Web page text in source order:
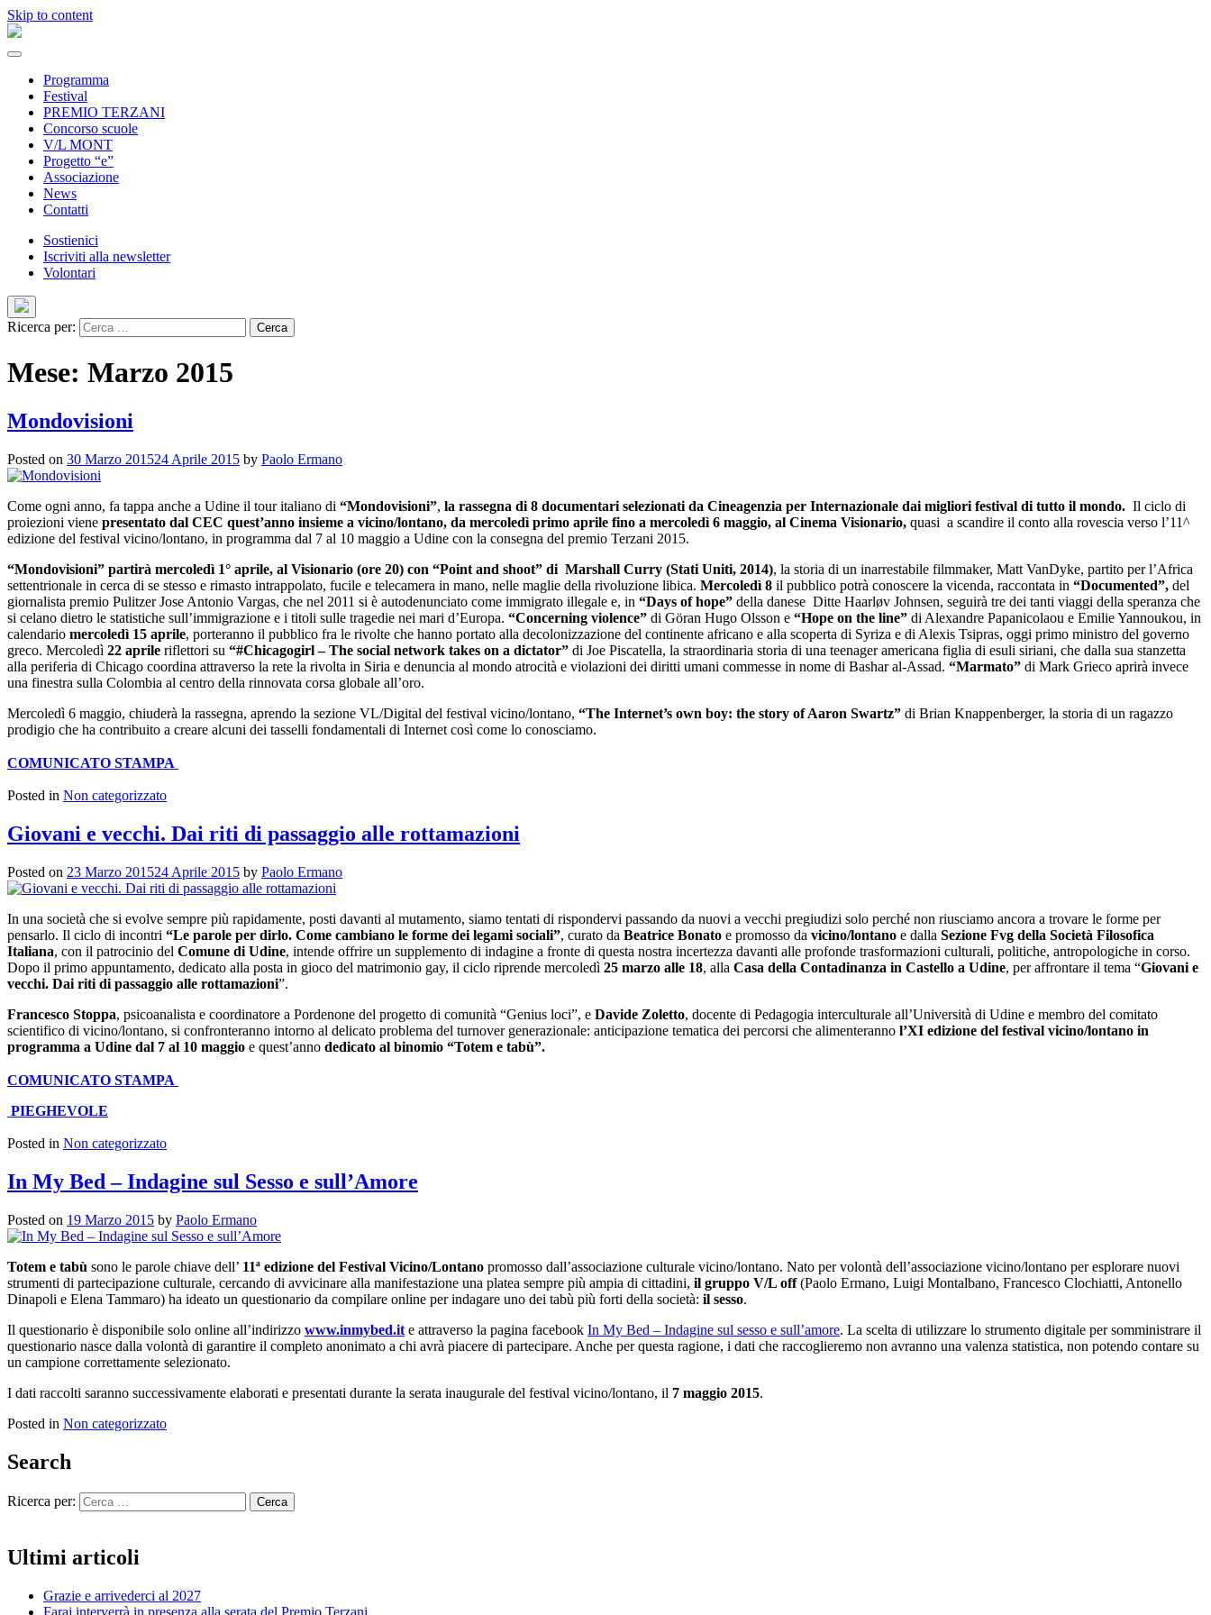
Skip to content
Programma
Festival
PREMIO TERZANI
Concorso scuole
V/L MONT
Progetto “e”
Associazione
News
Contatti
Sostienici
Iscriviti alla newsletter
Volontari
Ricerca per:
Mese: Marzo 2015
Mondovisioni
Posted on 30 Marzo 201524 Aprile 2015 by Paolo Ermano
Come ogni anno, fa tappa anche a Udine il tour italiano di “Mondovisioni”, la rassegna di 8 documentari selezionati da Cineagenzia per Internazionale dai migliori festival di tutto il mondo. Il ciclo di
proiezioni viene presentato dal CEC quest’anno insieme a vicino/lontano, da mercoledì primo aprile fino a mercoledì 6 maggio, al Cinema Visionario, quasi a scandire il conto alla rovescia verso l’11^
edizione del festival vicino/lontano, in programma dal 7 al 10 maggio a Udine con la consegna del premio Terzani 2015.
“Mondovisioni” partirà mercoledì 1° aprile, al Visionario (ore 20) con “Point and shoot” di Marshall Curry (Stati Uniti, 2014), la storia di un inarrestabile filmmaker, Matt VanDyke, partito per l’Africa
settentrionale in cerca di se stesso e rimasto intrappolato, fucile e telecamera in mano, nelle maglie della rivoluzione libica. Mercoledì 8 il pubblico potrà conoscere la vicenda, raccontata in “Documented”, del
giornalista premio Pulitzer Jose Antonio Vargas, che nel 2011 si è autodenunciato come immigrato illegale e, in “Days of hope” della danese Ditte Haarløv Johnsen, seguirà tre dei tanti viaggi della speranza che
si celano dietro le statistiche sull’immigrazione e i titoli sulle tragedie nei mari d’Europa. “Concerning violence” di Göran Hugo Olsson e “Hope on the line” di Alexandre Papanicolaou e Emilie Yannoukou, in
calendario mercoledì 15 aprile, porteranno il pubblico fra le rivolte che hanno portato alla decolonizzazione del continente africano e alla scoperta di Syriza e di Alexis Tsipras, oggi primo ministro del governo
greco. Mercoledì 22 aprile riflettori su “#Chicagogirl – The social network takes on a dictator” di Joe Piscatella, la straordinaria storia di una teenager americana figlia di esuli siriani, che dalla sua stanzetta
alla periferia di Chicago coordina attraverso la rete la rivolta in Siria e denuncia al mondo atrocità e violazioni dei diritti umani commesse in nome di Bashar al-Assad. “Marmato” di Mark Grieco aprirà invece
una finestra sulla Colombia al centro della rinnovata corsa globale all’oro.
Mercoledì 6 maggio, chiuderà la rassegna, aprendo la sezione VL/Digital del festival vicino/lontano, “The Internet’s own boy: the story of Aaron Swartz” di Brian Knappenberger, la storia di un ragazzo
prodigio che ha contribuito a creare alcuni dei tasselli fondamentali di Internet così come lo conosciamo.
COMUNICATO STAMPA
Posted in Non categorizzato
Giovani e vecchi. Dai riti di passaggio alle rottamazioni
Posted on 23 Marzo 201524 Aprile 2015 by Paolo Ermano
In una società che si evolve sempre più rapidamente, posti davanti al mutamento, siamo tentati di rispondervi passando da nuovi a vecchi pregiudizi solo perché non riusciamo ancora a trovare le forme per
pensarlo. Il ciclo di incontri “Le parole per dirlo. Come cambiano le forme dei legami sociali”, curato da Beatrice Bonato e promosso da vicino/lontano e dalla Sezione Fvg della Società Filosofica
Italiana, con il patrocinio del Comune di Udine, intende offrire un supplemento di indagine a fronte di questa nostra incertezza davanti alle profonde trasformazioni culturali, politiche, antropologiche in corso.
Dopo il primo appuntamento, dedicato alla posta in gioco del matrimonio gay, il ciclo riprende mercoledì 25 marzo alle 18, alla Casa della Contadinanza in Castello a Udine, per affrontare il tema “Giovani e
vecchi. Dai riti di passaggio alle rottamazioni”.
Francesco Stoppa, psicoanalista e coordinatore a Pordenone del progetto di comunità “Genius loci”, e Davide Zoletto, docente di Pedagogia interculturale all’Università di Udine e membro del comitato
scientifico di vicino/lontano, si confronteranno intorno al delicato problema del turnover generazionale: anticipazione tematica dei percorsi che alimenteranno l’XI edizione del festival vicino/lontano in
programma a Udine dal 7 al 10 maggio e quest’anno dedicato al binomio “Totem e tabù”.
COMUNICATO STAMPA
PIEGHEVOLE
Posted in Non categorizzato
In My Bed – Indagine sul Sesso e sull’Amore
Posted on 19 Marzo 2015 by Paolo Ermano
Totem e tabù sono le parole chiave dell’ 11ª edizione del Festival Vicino/Lontano promosso dall’associazione culturale vicino/lontano. Nato per volontà dell’associazione vicino/lontano per esplorare nuovi
strumenti di partecipazione culturale, cercando di avvicinare alla manifestazione una platea sempre più ampia di cittadini, il gruppo V/L off(Paolo Ermano, Luigi Montalbano, Francesco Clochiatti, Antonello
Dinapoli e Elena Tammaro) ha ideato un questionario da compilare online per indagare uno dei tabù più forti della società: il sesso.
Il questionario è disponibile solo online all’indirizzo www.inmybed.it e attraverso la pagina facebook In My Bed – Indagine sul sesso e sull’amore. La scelta di utilizzare lo strumento digitale per somministrare il
questionario nasce dalla volontà di garantire il completo anonimato a chi avrà piacere di partecipare. Anche per questa ragione, i dati che raccoglieremo non avranno una valenza statistica, non potendo contare su
un campione correttamente selezionato.
I dati raccolti saranno successivamente elaborati e presentati durante la serata inaugurale del festival vicino/lontano, il 7 maggio 2015.
Posted in Non categorizzato
Search
Ricerca per:
Ultimi articoli
Grazie e arrivederci al 2027
Faraj interverrà in presenza alla serata del Premio Terzani